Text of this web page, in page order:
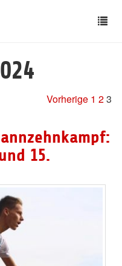
Vorherige 1 23
15.